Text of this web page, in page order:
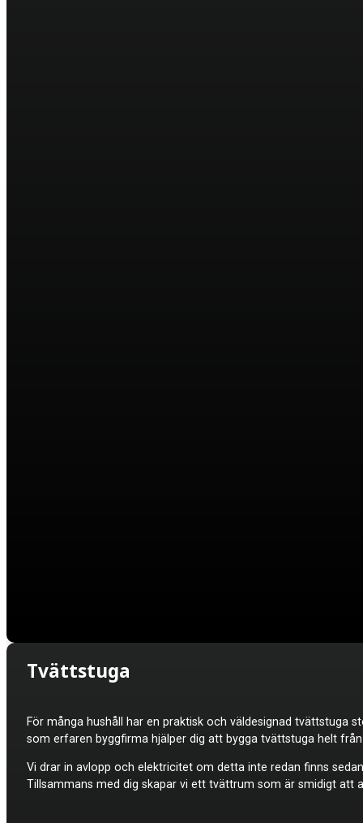
Tvättstuga
För många hushåll har en praktisk och väldesignad
som erfaren byggfirma hjälper dig att bygga tvättstuga helt
Vi drar in avlopp och elektricitet om detta inte redan finns
Tillsammans med dig skapar vi ett tvättrum som är smidigt att